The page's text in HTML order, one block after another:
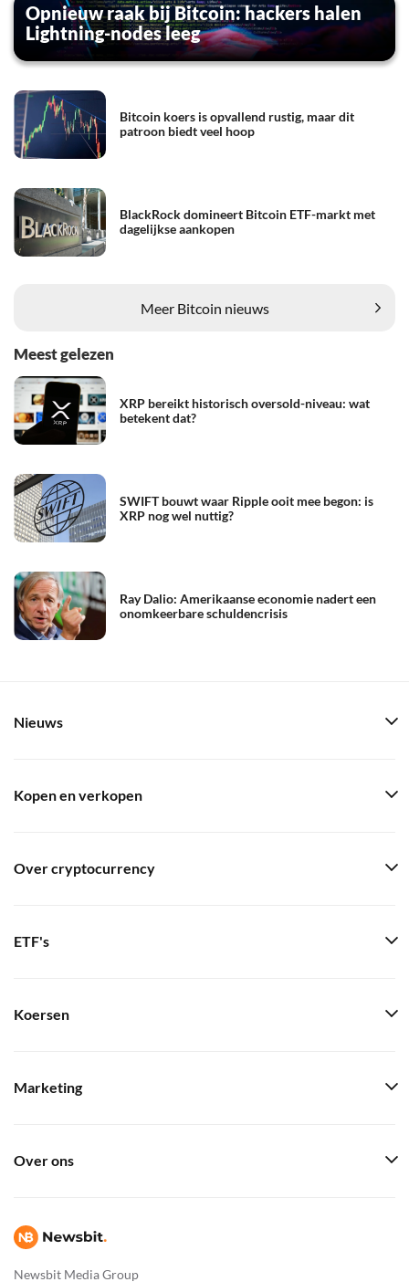
Opnieuw raak bij Bitcoin: hackers halen
Lightning-nodes leeg
Bitcoin koers is opvallend rustig, maar dit
patroon biedt veel hoop
BlackRock domineert Bitcoin ETF-markt met
dagelijkse aankopen
Meer Bitcoin nieuws
Meest gelezen
XRP bereikt historisch oversold-niveau: wat
betekent dat?
SWIFT bouwt waar Ripple ooit mee begon: is
XRP nog wel nuttig?
Ray Dalio: Amerikaanse economie nadert een
onomkeerbare schuldencrisis
Newsbit Media Group
Nieuws
Kopen en verkopen
Over cryptocurrency
ETF's
Koersen
Marketing
Over ons